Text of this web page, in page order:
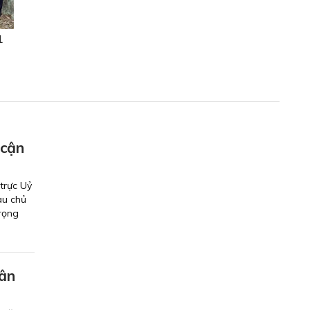
Uỷ
chủ